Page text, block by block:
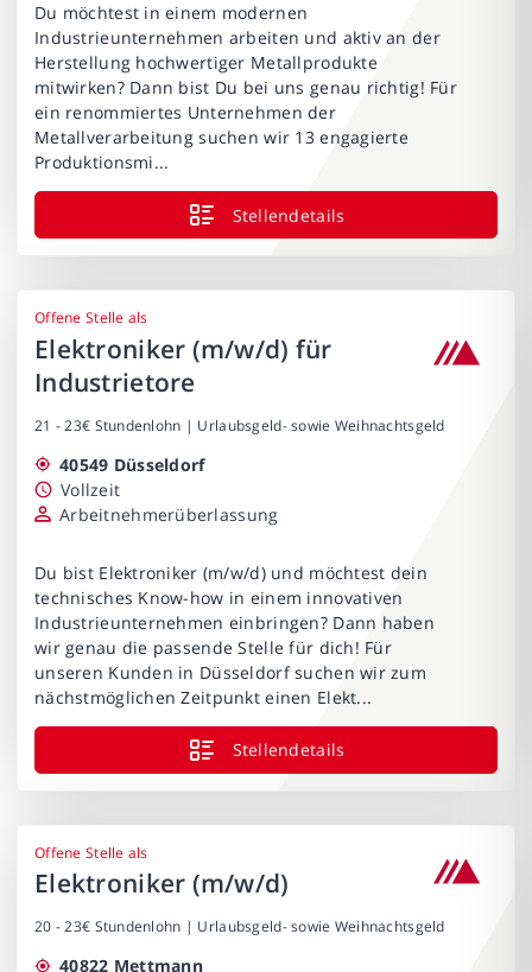
Du möchtest in einem modernen
Industrieunternehmen arbeiten und aktiv an der
Herstellung hochwertiger Metallprodukte
mitwirken? Dann bist Du bei uns genau richtig! Für
ein renommiertes Unternehmen der
Metallverarbeitung suchen wir 13 engagierte
Produktionsmi...
Stellendetails
Offene Stelle als
Elektroniker (m/w/d) für
Industrietore
21 - 23€ Stundenlohn | Urlaubsgeld- sowie Weihnachtsgeld
40549 Düsseldorf
Vollzeit
Arbeitnehmerüberlassung
Du bist Elektroniker (m/w/d) und möchtest dein
technisches Know-how in einem innovativen
Industrieunternehmen einbringen? Dann haben
wir genau die passende Stelle für dich! Für
unseren Kunden in Düsseldorf suchen wir zum
nächstmöglichen Zeitpunkt einen Elekt...
Stellendetails
Offene Stelle als
Elektroniker (m/w/d)
20 - 23€ Stundenlohn | Urlaubsgeld- sowie Weihnachtsgeld
40822 Mettmann